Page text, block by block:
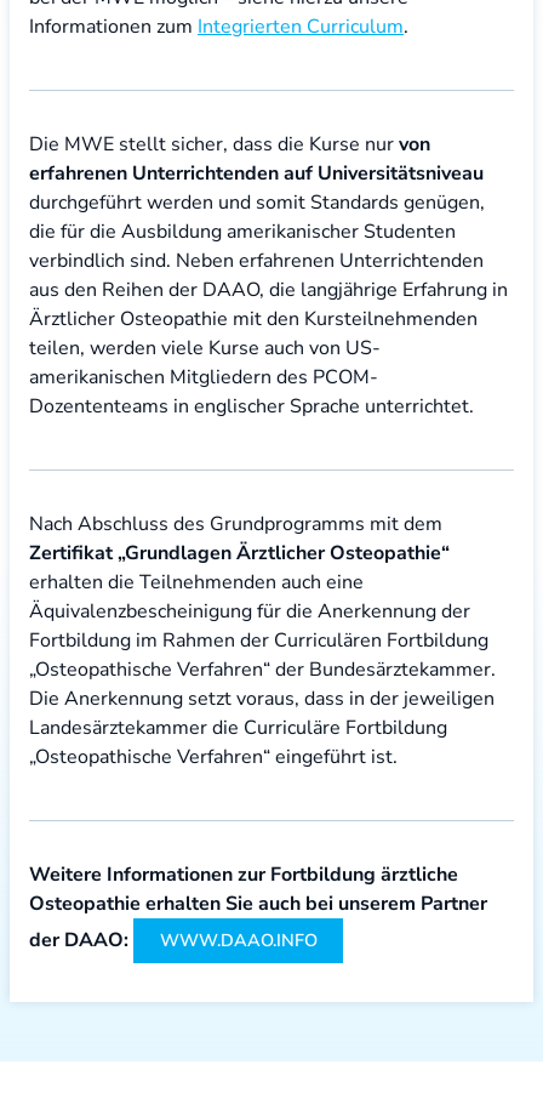
Informationen zum Integrierten Curriculum.
Die MWE stellt sicher, dass die Kurse nurvon
erfahrenen Unterrichtenden auf Universitätsniveau
durchgeführt werden und somit Standards genügen,
die für die Ausbildung amerikanischer Studenten
verbindlich sind. Neben erfahrenen Unterrichtenden
aus den Reihen der DAAO, die langjährige Erfahrung in
Ärztlicher Osteopathie mit den Kursteilnehmenden
teilen, werden viele Kurse auch von US-
amerikanischen Mitgliedern des PCOM-
Dozententeams in englischer Sprache unterrichtet.
Nach Abschluss des Grundprogramms mit dem
Zertifikat „Grundlagen Ärztlicher Osteopathie“
erhalten die Teilnehmenden auch eine
Äquivalenzbescheinigung für die Anerkennung der
Fortbildung im Rahmen der Curriculären Fortbildung
„Osteopathische Verfahren“ der Bundesärztekammer.
Die Anerkennung setzt voraus, dass in der jeweiligen
Landesärztekammer die Curriculäre Fortbildung
„Osteopathische Verfahren“ eingeführt ist.
Weitere Informationen zur Fortbildung ärztliche
Osteopathie erhalten Sie auch bei unserem Partner
der DAAO:
WWW.DAAO.INFO